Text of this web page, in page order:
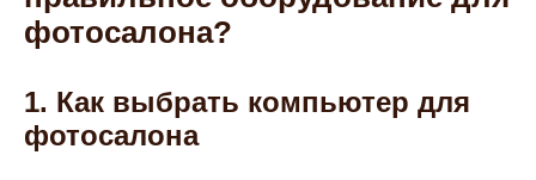
фотосалона?
1. Как выбрать компьютер для
фотосалона